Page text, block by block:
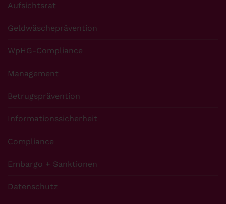
Aufsichtsrat
Geldwäscheprävention
WpHG-Compliance
Management
Betrugsprävention
Informationssicherheit
Compliance
Embargo + Sanktionen
Datenschutz